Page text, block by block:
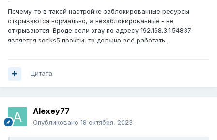
Почему-то в такой настройке заблокированные ресурсы
открываются нормально, а незаблокированные - не
открываются. Вроде если xray по адресу 192.168.3.1:54837
является socks5 прокси, то должно всё работать...
Цитата
Alexey77
Опубликовано 18 октября, 2023